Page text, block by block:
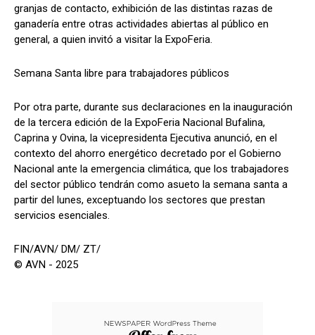
granjas de contacto, exhibición de las distintas razas de
ganadería entre otras actividades abiertas al público en
general, a quien invitó a visitar la ExpoFeria.
Semana Santa libre para trabajadores públicos
Por otra parte, durante sus declaraciones en la inauguración
de la tercera edición de la ExpoFeria Nacional Bufalina,
Caprina y Ovina, la vicepresidenta Ejecutiva anunció, en el
contexto del ahorro energético decretado por el Gobierno
Nacional ante la emergencia climática, que los trabajadores
del sector público tendrán como asueto la semana santa a
partir del lunes, exceptuando los sectores que prestan
servicios esenciales.
FIN/AVN/ DM/ ZT/
© AVN - 2025